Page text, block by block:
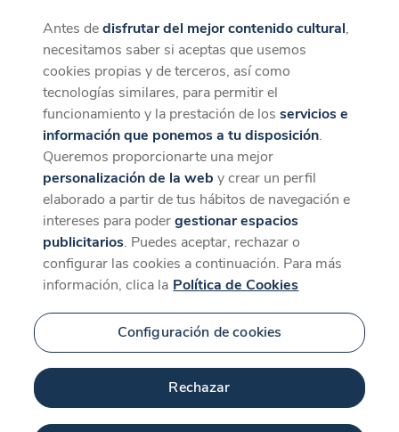
CaixaForum+
La mejor experiencia desde la App
Descargar
Contenido relacionado
para 'Happy Clothes: A
Film About Patricia
Field'
Antes dedisfrutar del mejor contenido cultural,
necesitamos saber si aceptas que usemos
cookies propias y de terceros, así como
tecnologías similares, para permitir el
funcionamiento y la prestación de losservicios e
información que ponemos a tu disposición.
Queremos proporcionarte una mejor
personalización de la web y crear un perfil
elaborado a partir de tus hábitos de navegación e
intereses para podergestionar espacios
publicitarios. Puedes aceptar, rechazar o
configurar las cookies a continuación. Para más
información, clica la Política de Cookies
Configuración de cookies
Rechazar